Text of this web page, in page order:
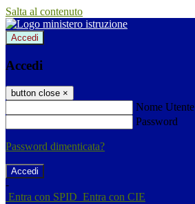
Salta al contenuto
Accedi
Accedi
button close ×
Nome Utente
Password
Password dimenticata?
-
Entra con SPID Entra con CIE